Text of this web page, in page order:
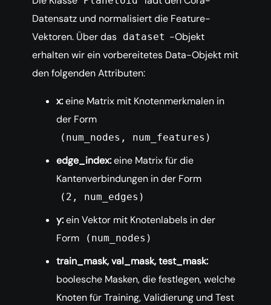
Datensatz und normalisiert die Feature-
Vektoren. Über das dataset -Objekt
erhalten wir ein vorbereitetes Data-Objekt mit
den folgenden Attributen:
x:eine Matrix mit Knotenmerkmalen in
der Form
(num_nodes, num_features)
edge_index:eine Matrix für die
Kantenverbindungen in der Form
(2, num_edges)
y:ein Vektor mit Knotenlabels in der
Form
(num_nodes)
train_mask, val_mask, test_mask:
boolesche Masken, die festlegen, welche
Knoten für Training, Validierung und Test